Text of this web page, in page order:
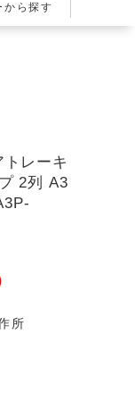
から探す
レーキ
2列 A3
所